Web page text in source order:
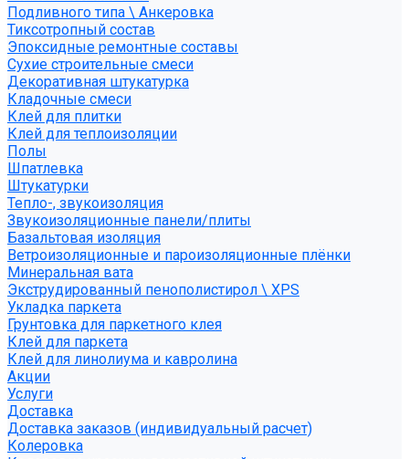
Подливного типа \ Анкеровка
Тиксотропный состав
Эпоксидные ремонтные составы
Сухие строительные смеси
Декоративная штукатурка
Кладочные смеси
Клей для плитки
Клей для теплоизоляции
Полы
Шпатлевка
Штукатурки
Тепло-, звукоизоляция
Звукоизоляционные панели/плиты
Базальтовая изоляция
Ветроизоляционные и пароизоляционные плёнки
Минеральная вата
Экструдированный пенополистирол \ XPS
Укладка паркета
Грунтовка для паркетного клея
Клей для паркета
Клей для линолиума и кавролина
Акции
Услуги
Доставка
Доставка заказов (индивидуальный расчет)
Колеровка